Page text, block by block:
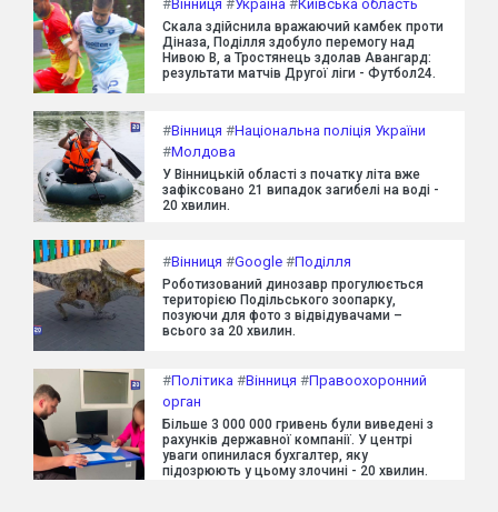
#Вінниця #Україна #Київська область
Скала здійснила вражаючий камбек проти
Діназа, Поділля здобуло перемогу над
Нивою В, а Тростянець здолав Авангард:
результати матчів Другої ліги - Футбол24.
#Вінниця #Національна поліція України
#Молдова
У Вінницькій області з початку літа вже
зафіксовано 21 випадок загибелі на воді -
20 хвилин.
#Вінниця #Google #Поділля
Роботизований динозавр прогулюється
територією Подільського зоопарку,
позуючи для фото з відвідувачами –
всього за 20 хвилин.
#Політика #Вінниця #Правоохоронний
орган
Більше 3 000 000 гривень були виведені з
рахунків державної компанії. У центрі
уваги опинилася бухгалтер, яку
підозрюють у цьому злочині - 20 хвилин.